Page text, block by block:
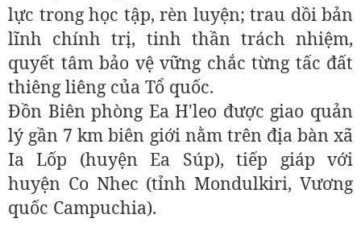
lực trong học tập, rèn luyện; trau dồi bản
lĩnh chính trị, tinh thần trách nhiệm,
quyết tâm bảo vệ vững chắc từng tấc đất
thiêng liêng của Tổ quốc.
Đồn Biên phòng Ea H'leo được giao quản
lý gần 7 km biên giới nằm trên địa bàn xã
Ia Lốp (huyện Ea Súp), tiếp giáp với
huyện Co Nhec (tỉnh Mondulkiri, Vương
quốc Campuchia).